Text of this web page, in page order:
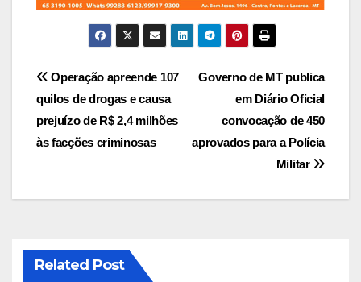
Navegação
de
Post
Governo de MT publica
em Diário Oficial
convocação de 450
aprovados para a Polícia
Militar
Operação apreende 107
quilos de drogas e causa
prejuízo de R$ 2,4 milhões
às facções criminosas
Related Post